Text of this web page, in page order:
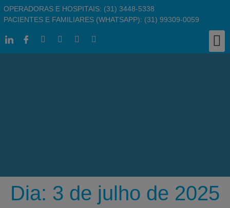
OPERADORAS E HOSPITAIS: (31) 3448-5338
PACIENTES E FAMILIARES (WHATSAPP): (31) 99309-0059
Dia: 3 de julho de 2025